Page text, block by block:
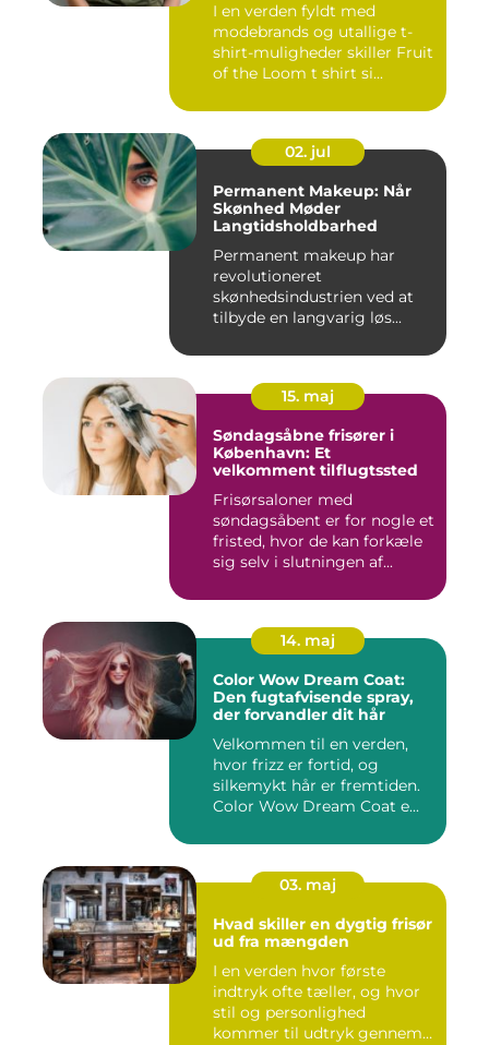
I en verden fyldt med
modebrands og utallige t-
shirt-muligheder skiller Fruit
of the Loom t shirt si...
02. jul
Permanent Makeup: Når
Skønhed Møder
Langtidsholdbarhed
Permanent makeup har
revolutioneret
skønhedsindustrien ved at
tilbyde en langvarig løs...
15. maj
Søndagsåbne frisører i
København: Et
velkomment tilflugtssted
Frisørsaloner med
søndagsåbent er for nogle et
fristed, hvor de kan forkæle
sig selv i slutningen af...
14. maj
Color Wow Dream Coat:
Den fugtafvisende spray,
der forvandler dit hår
Velkommen til en verden,
hvor frizz er fortid, og
silkemykt hår er fremtiden.
Color Wow Dream Coat e...
03. maj
Hvad skiller en dygtig frisør
ud fra mængden
I en verden hvor første
indtryk ofte tæller, og hvor
stil og personlighed
kommer til udtryk gennem